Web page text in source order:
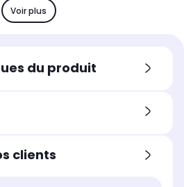
2000 dpi
Utilisation
Bureautique
Voir plus
du produit
clients